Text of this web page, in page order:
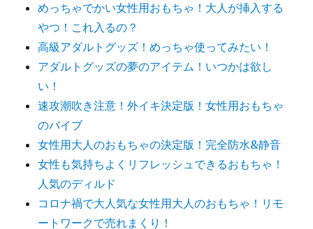
めっちゃでかい女性用おもちゃ！大人が挿入する
やつ！これ入るの？
高級アダルトグッズ！めっちゃ使ってみたい！
アダルトグッズの夢のアイテム！いつかは欲し
い！
速攻潮吹き注意！外イキ決定版！女性用おもちゃ
のバイブ
女性用大人のおもちゃの決定版！完全防水&静音
女性も気持ちよくリフレッシュできるおもちゃ！
人気のディルド
コロナ禍で大人気な女性用大人のおもちゃ！リモ
ートワークで売れまくり！